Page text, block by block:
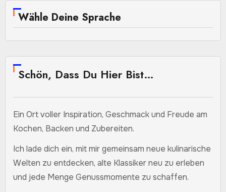
Wähle Deine Sprache
Schön, Dass Du Hier Bist…
Ein Ort voller Inspiration, Geschmack und Freude am
Kochen, Backen und Zubereiten.
Ich lade dich ein, mit mir gemeinsam neue kulinarische
Welten zu entdecken, alte Klassiker neu zu erleben
und jede Menge Genussmomente zu schaffen.